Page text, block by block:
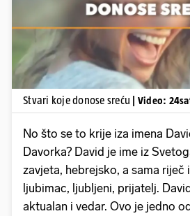
Stvari koje donose sreću | Video:
No što se to krije iza imena
Davorka? David je ime iz
zavjeta, hebrejsko, a sama riječ
ljubimac, ljubljeni, prijatelj.
aktualan i vedar. Ovo je jedno